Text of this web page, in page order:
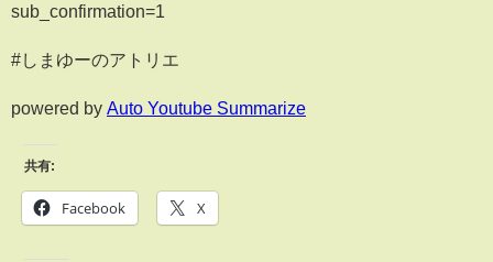
sub_confirmation=1
#しまゆーのアトリエ
powered by Auto Youtube Summarize
共有:
Facebook X